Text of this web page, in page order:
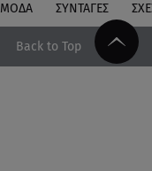
ΜΟΔΑ ΣΥΝΤΑΓΕΣ
Back to Top